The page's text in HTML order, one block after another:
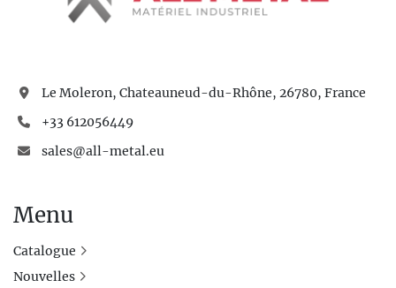
Le Moleron, Chateauneud-du-Rhône, 26780, France
+33 612056449
sales@all-metal.eu
Menu
Catalogue
Nouvelles